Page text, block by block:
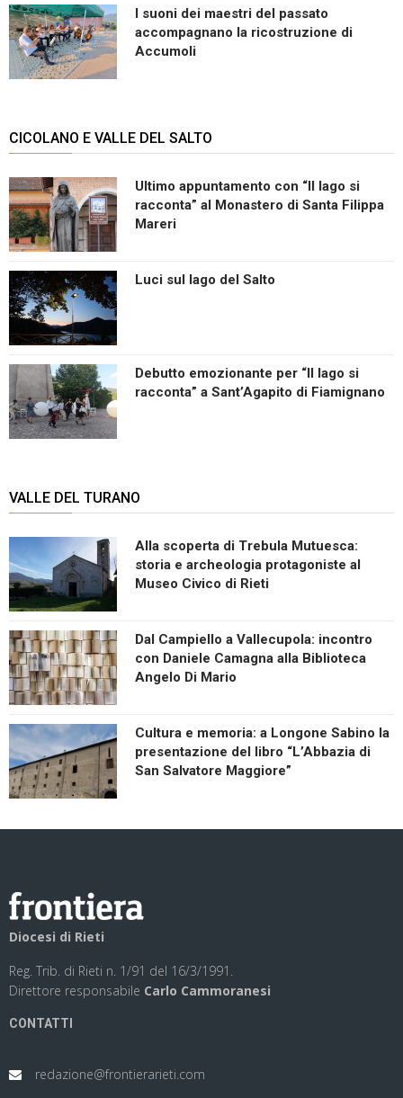
I suoni dei maestri del passato
accompagnano la ricostruzione di
Accumoli
CICOLANO E VALLE DEL SALTO
Ultimo appuntamento con “Il lago si
racconta” al Monastero di Santa Filippa
Mareri
Luci sul lago del Salto
Debutto emozionante per “Il lago si
racconta” a Sant’Agapito di Fiamignano
VALLE DEL TURANO
Alla scoperta di Trebula Mutuesca:
storia e archeologia protagoniste al
Museo Civico di Rieti
Dal Campiello a Vallecupola: incontro
con Daniele Camagna alla Biblioteca
Angelo Di Mario
Cultura e memoria: a Longone Sabino la
presentazione del libro “L’Abbazia di
San Salvatore Maggiore”
Diocesi di Rieti
Reg. Trib. di Rieti n. 1/91 del 16/3/1991.
Direttore responsabile Carlo Cammoranesi
CONTATTI
redazione@frontierarieti.com